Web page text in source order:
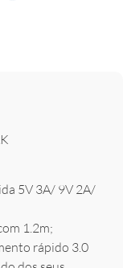
5V 3A/ 9V 2A/
1.2m;
rápido 3.0